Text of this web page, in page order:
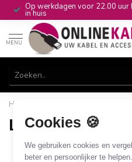
Cookies 🍪
We gebruiken cookies en
beter en persoonlijker te
Op werkdagen voor 22.00 uur
in huis
MENU
Home
Lumberg
0 PRODUCTEN